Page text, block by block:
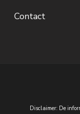
Contact
Disclaimer: De